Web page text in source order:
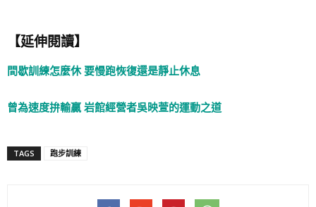
【延伸閱讀】
間歇訓練怎麼休 要慢跑恢復還是靜止休息
曾為速度拚輸贏 岩館經營者吳映萱的運動之道
TAGS 跑步訓練